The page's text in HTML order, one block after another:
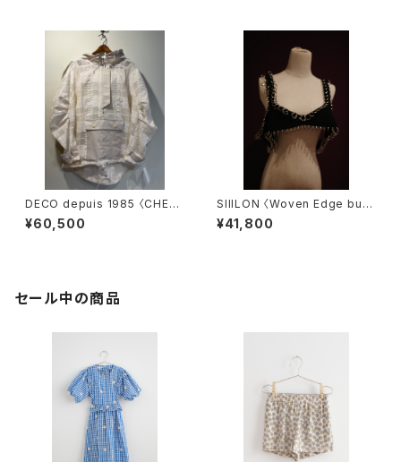
DECO depuis 1985 〈CHEC
K JQ JUMPER〉
¥60,500
SIIILON 〈Woven Edge bust
ier〉
¥41,800
セール中の商品